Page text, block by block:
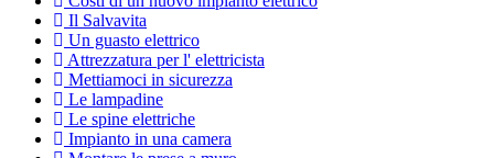
Il Salvavita
Un guasto elettrico
Attrezzatura per l' elettricista
Mettiamoci in sicurezza
Le lampadine
Le spine elettriche
Impianto in una camera